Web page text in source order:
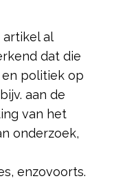
artikel al
dat die
politiek op
aan de
van het
onderzoek,
enzovoorts.